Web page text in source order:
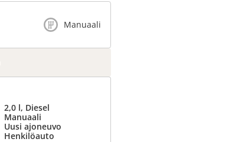
Manuaali
2,0 l, Diesel
Manuaali
Uusi ajoneuvo
Henkilöauto